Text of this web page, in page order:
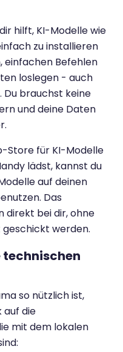
hilft, KI-Modelle wie
zu installieren
einfachen Befehlen
loslegen - auch
Du brauchst keine
und deine Daten
Store für KI-Modelle
lädst, kannst du
auf deinen
Das
direkt bei dir, ohne
werden.
so nützlich ist,
auf die
mit dem lokalen